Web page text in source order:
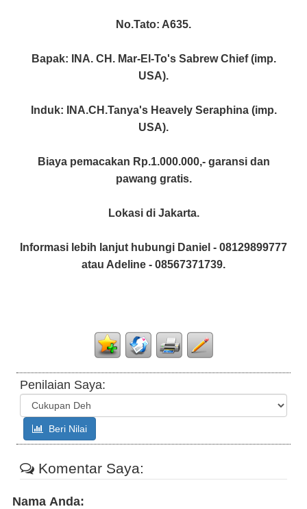
No.Tato: A635.
Bapak: INA. CH. Mar-El-To's Sabrew Chief (imp.
USA).
Induk: INA.CH.Tanya's Heavely Seraphina (imp.
USA).
Biaya pemacakan Rp.1.000.000,- garansi dan
pawang gratis.
Lokasi di Jakarta.
Informasi lebih lanjut hubungi Daniel - 08129899777
atau Adeline - 08567371739.
Penilaian Saya:
Beri Nilai
Komentar Saya:
Nama Anda: